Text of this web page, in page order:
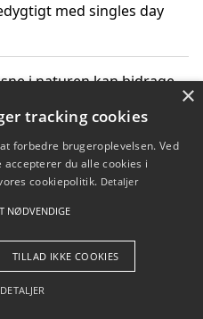
med singles day
i naturen kan bidrage
datoer for CO2-
- Pilanto Aps
×
tracking cookies
forbedre brugeroplevelsen. Ved
du alle cookies i
cookiepolitik. Detaljer
NØDVENDIGE
TILLAD IKKE COOKIES